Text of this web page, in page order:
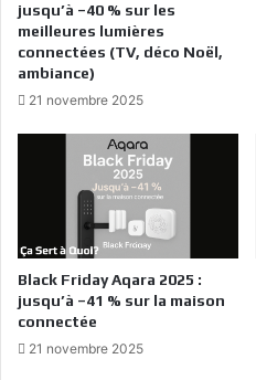
jusqu’à –40 % sur les
meilleures lumières
connectées (TV, déco Noël,
ambiance)
21 novembre 2025
Black Friday Aqara 2025 :
jusqu’à –41 % sur la maison
connectée
21 novembre 2025